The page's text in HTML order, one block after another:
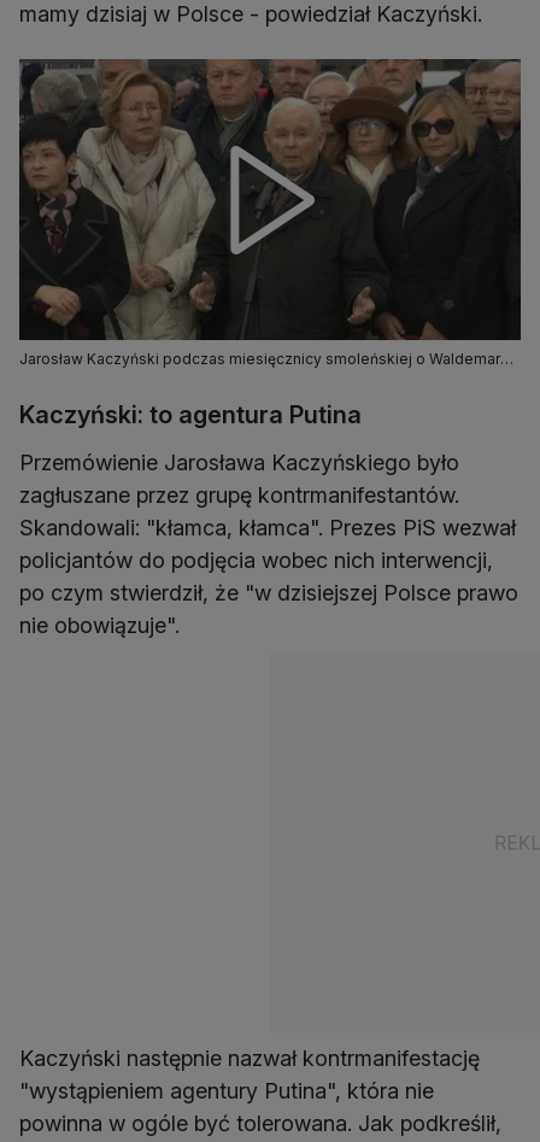
mamy dzisiaj w Polsce - powiedział Kaczyński.
Jarosław Kaczyński podczas miesięcznicy smoleńskiej o Waldemarze
Kaczyński: to agentura Putina
Przemówienie Jarosława Kaczyńskiego było
zagłuszane przez grupę kontrmanifestantów.
Skandowali: "kłamca, kłamca". Prezes PiS wezwał
policjantów do podjęcia wobec nich interwencji,
po czym stwierdził, że "w dzisiejszej Polsce prawo
nie obowiązuje".
Kaczyński następnie nazwał kontrmanifestację
"wystąpieniem agentury Putina", która nie
powinna w ogóle być tolerowana. Jak podkreślił,